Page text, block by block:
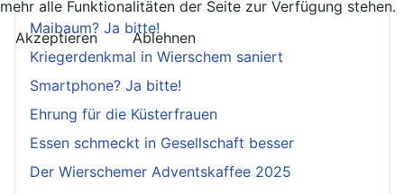
Maibaum? Ja bitte!
Kriegerdenkmal in Wierschem saniert
Smartphone? Ja bitte!
Ehrung für die Küsterfrauen
Essen schmeckt in Gesellschaft besser
Der Wierschemer Adventskaffee 2025
mehr alle Funktionalitäten der Seite zur Verfügung stehen.
Akzeptieren
Ablehnen